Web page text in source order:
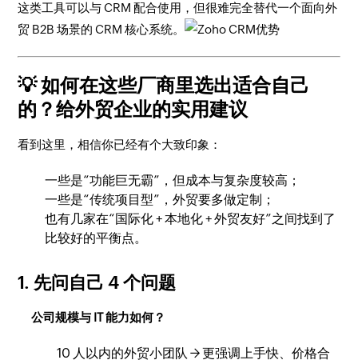
这类工具可以与 CRM 配合使用，但很难完全替代一个面向外
贸 B2B 场景的 CRM 核心系统。
💡 如何在这些厂商里选出适合自己
的？给外贸企业的实用建议
看到这里，相信你已经有个大致印象：
一些是“功能巨无霸”，但成本与复杂度较高；
一些是“传统项目型”，外贸要多做定制；
也有几家在“国际化 + 本地化 + 外贸友好”之间找到了
比较好的平衡点。
1. 先问自己 4 个问题
公司规模与 IT 能力如何？
10 人以内的外贸小团队 → 更强调上手快、价格合